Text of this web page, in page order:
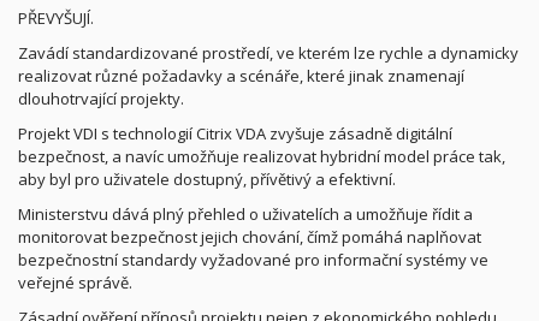
PŘEVYŠUJÍ.
Zavádí standardizované prostředí, ve kterém lze rychle a dynamicky
realizovat různé požadavky a scénáře, které jinak znamenají
dlouhotrvající projekty.
Projekt VDI s technologií Citrix VDA zvyšuje zásadně digitální
bezpečnost, a navíc umožňuje realizovat hybridní model práce tak,
aby byl pro uživatele dostupný, přívětivý a efektivní.
Ministerstvu dává plný přehled o uživatelích a umožňuje řídit a
monitorovat bezpečnost jejich chování, čímž pomáhá naplňovat
bezpečnostní standardy vyžadované pro informační systémy ve
veřejné správě.